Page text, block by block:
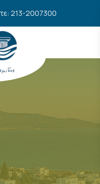
213-2007300